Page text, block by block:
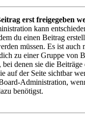
erst freigegeben
kann
du einen Beitrag
müssen. Es ist auch
zu einer Gruppe von
denen sie die Beiträge
auf der Seite sichtbar
Administration,
benötigst.